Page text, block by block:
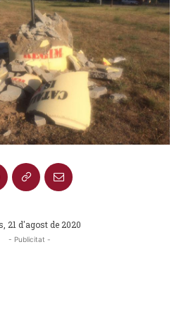
21 d'agost de 2020
- Publicitat -